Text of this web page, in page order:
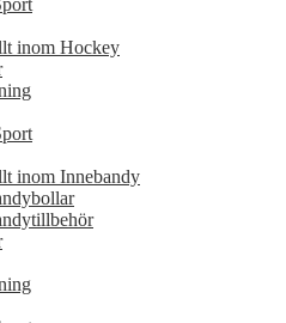
inom Hockey
inom Innebandy